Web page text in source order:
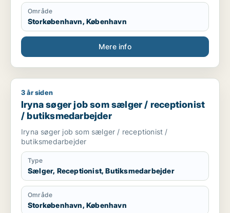
Område
Storkøbenhavn, København
Mere info
Iryna søger job som sælger / receptionist /
3 år siden
Iryna søger job som sælger / receptionist
/ butiksmedarbejder
Iryna søger job som sælger / receptionist /
butiksmedarbejder
Type
Sælger, Receptionist, Butiksmedarbejder
Område
Storkøbenhavn, København